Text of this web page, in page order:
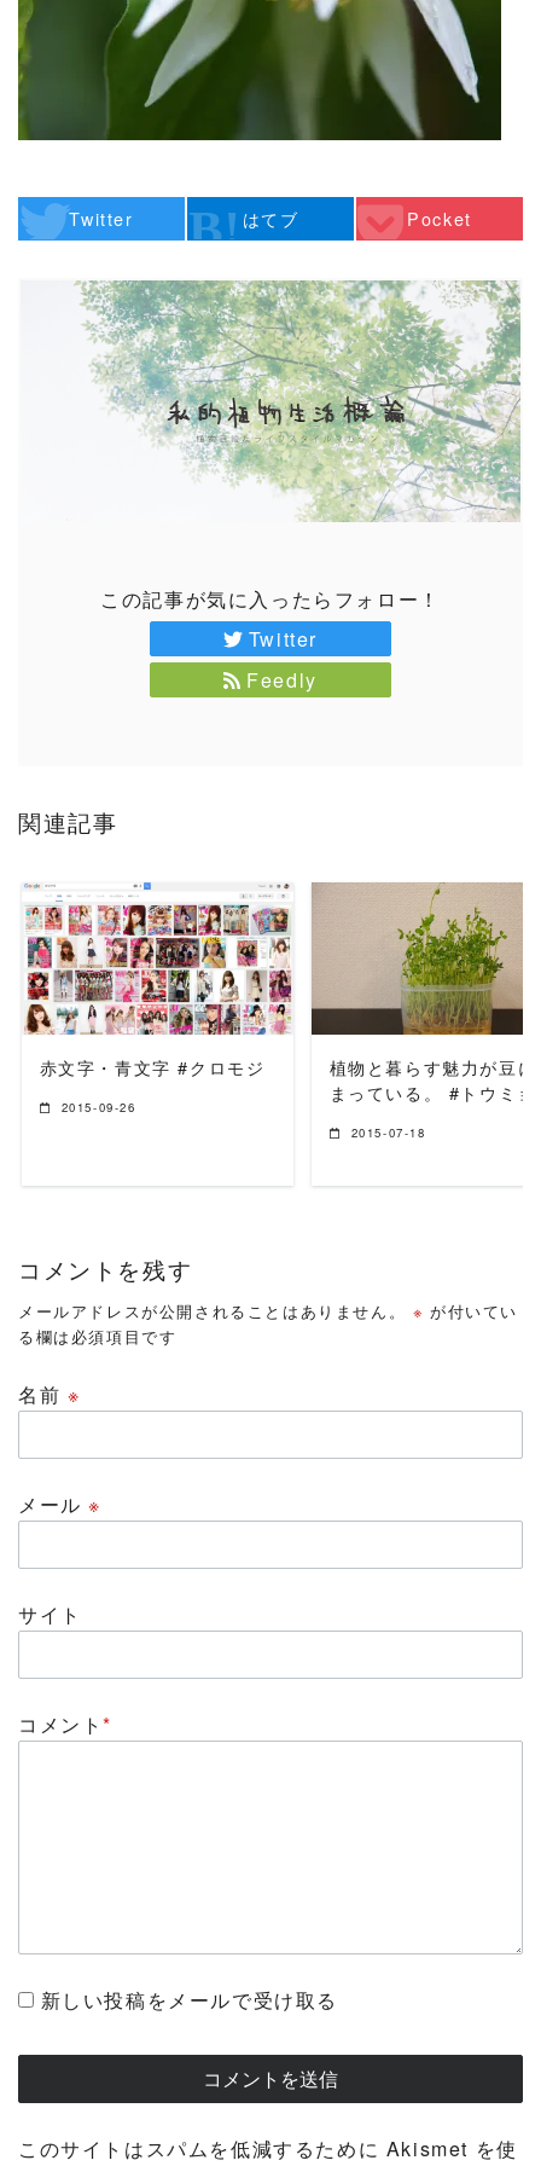
Twitter はてブ Pocket
この記事が気に入ったらフォロー！
Twitter
Feedly
関連記事
READ MORE
赤文字・青文字 #クロモジ
2015-09-26
READ MORE
植物と暮らす魅力が豆に
まっている。 #トウミョ
2015-07-18
コメントを残す
メールアドレスが公開されることはありません。 ※ が付いてい
る欄は必須項目です
名前 ※
メール※
サイト
コメント*
新しい投稿をメールで受け取る
このサイトはスパムを低減するために Akismet を使